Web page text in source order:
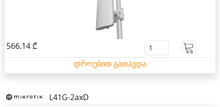
566.14 ₾
დროებით გათავდა
L41G-2axD